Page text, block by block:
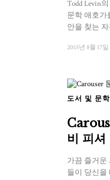
Todd Levin
문학 애호가
안을 찾는
2015년 8월 17일
도서 및 문학
비 피셔
가끔 즐거운
들이 당신을